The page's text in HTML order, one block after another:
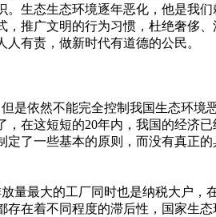
生态生态环境逐年恶化，他是我
推广文明的行为习惯，杜绝奢侈
有责，做新时代有道德的公民。
依然不能完全控制我国生态环境
在这短短的20年内，我国的经济
了一些基本的原则，而没有真正
最大的工厂同时也是纳税大户，
在着不同程度的滞后性，国家生